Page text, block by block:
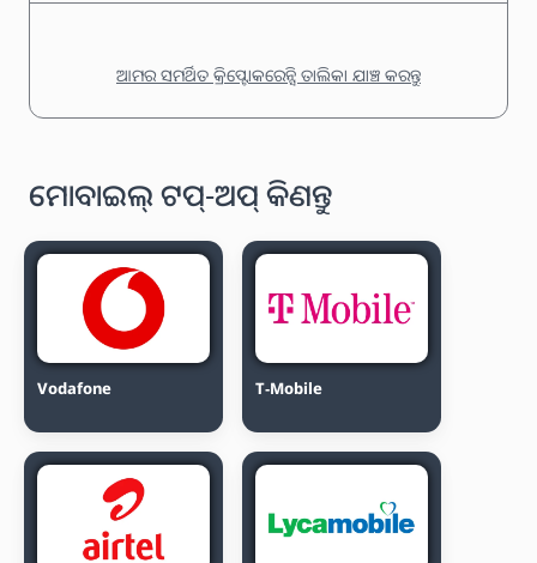
ଆମର ସମର୍ଥିତ କ୍ରିପ୍ଟୋକରେନ୍ସି ତାଲିକା ଯାଞ୍ଚ କରନ୍ତୁ
ମୋବାଇଲ୍ ଟପ୍-ଅପ୍ କିଣନ୍ତୁ
Vodafone T-Mobile